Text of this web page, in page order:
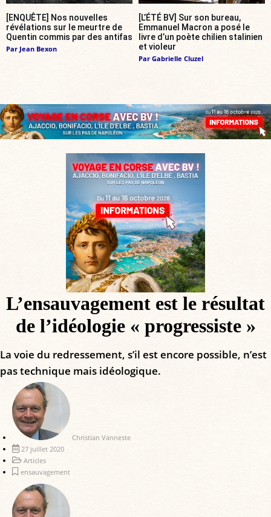
[ENQUÊTE] Nos nouvelles
révélations sur le meurtre de
Quentin commis par des antifas
Par Jean Bexon
[L’ÉTÉ BV] Sur son bureau,
Emmanuel Macron a posé le
livre d’un poète chilien stalinien
et violeur
Par Gabrielle Cluzel
L’ensauvagement est le résultat
de l’idéologie « progressiste »
La voie du redressement, s’il est encore possible, n’est
pas technique mais idéologique.
Christian Vanneste
27 juillet 2020
Articles
ensauvagement